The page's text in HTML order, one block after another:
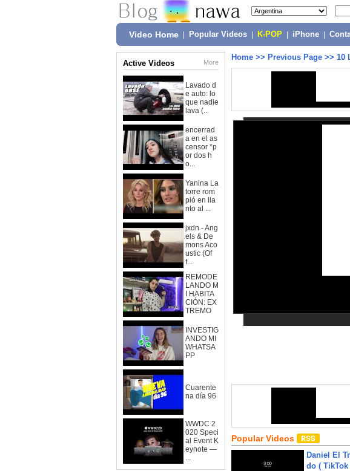
Video Home Popular Videos K-POP iPhone
Active Videos More
Lavado d
e auto: lo
que nadie
lava (...
encerrad
a en el as
censor *p
or dos h
o...
Yanina La
torre rom
pió en lla
nto al ...
jxdn - Ang
els & De
mons Aco
ustic (Of
f...
REMODE
LANDO M
I HABITA
CIÓN: EX
TREMO
INVESTIG
ANDO MI
WHATSA
PP
Cuarente
na día 96
WWDC 2
020 Speci
al Event K
eynote —
...
Home >> Previous Page >> 10
Popular Videos
Daniel El
do (